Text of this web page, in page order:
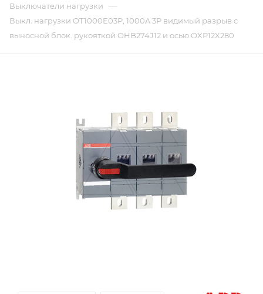
Выключатели нагрузки —
Выкл. нагрузки OT1000E03P, 1000A 3P видимый разрыв c
выносной блок. рукояткой OHB274J12 и осью OXP12X280